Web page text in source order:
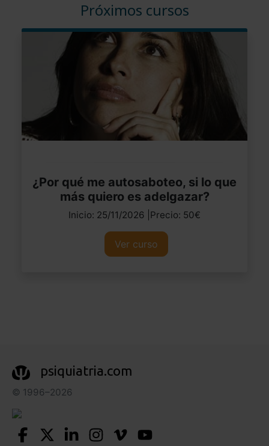
Próximos cursos
¿Por qué me autosaboteo, si lo que
más quiero es adelgazar?
Inicio: 25/11/2026 |Precio: 50€
Ver curso
psiquiatria.com
© 1996–2026